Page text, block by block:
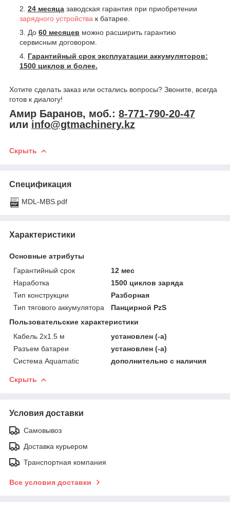
24 месяца заводская гарантия при приобретении
зарядного устройства к батарее.
До 60 месяцев можно расширить гарантию
сервисным договором.
Гарантийный срок эксплуатации аккумуляторов:
1500 циклов и более.
Хотите сделать заказ или остались вопросы? Звоните, всегда
готов к диалогу!
Амир Баранов, моб.: 8-771-790-20-47
или info@gtmachinery.kz
Скрыть
Спецификация
MDL-MBS.pdf
Характеристики
Основные атрибуты
Гарантийный срок
12 мес
Наработка
1500 циклов заряда
Тип конструкции
Разборная
Тип тягового аккумулятора
Панцирной PzS
Пользовательские характеристики
Кабель 2х1.5 м
установлен (-а)
Разъем батареи
установлен (-а)
Система Aquamatic
дополнительно с наличия
Скрыть
Условия доставки
Самовывоз
Доставка курьером
Транспортная компания
Все условия доставки